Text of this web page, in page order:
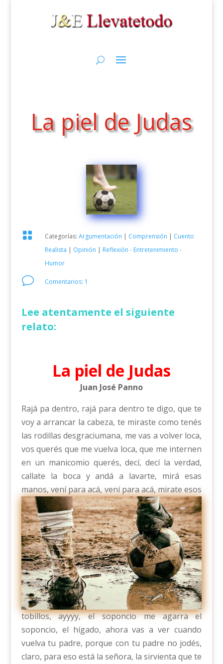
La piel de Judas
 Categorías: Argumentación | Comprensión | Cuento
Realista | Opinión | Reflexión - Entretenimiento -
Humor
v Comentarios: 1
Lee atentamente el siguiente
relato:
La piel de Judas
Juan José Panno
Rajá pa dentro, rajá para dentro te digo, que te
voy a arrancar la cabeza, te miraste como tenés
las rodillas desgraciumana, me vas a volver loca,
vos querés que me vuelva loca, que me internen
en un manicomio querés, decí, decí la verdad,
callate la boca y andá a lavarte, mirá esas
manos, vení para acá,vení para acá, mirate esos
tobillos, ayyyy, el soponcio me agarra el
soponcio, el hígado, ahora vas a ver cuando
vuelva tu padre, porque con tu padre no jodés,
claro, para eso está la señora, la sirvienta que te